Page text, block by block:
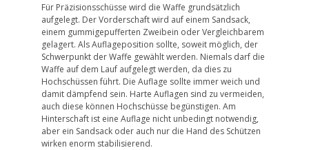
Für Präzisionsschüsse wird die Waffe grundsätzlich
aufgelegt. Der Vorderschaft wird auf einem Sandsack,
einem gummigepufferten Zweibein oder Vergleichbarem
gelagert. Als Auflageposition sollte, soweit möglich, der
Schwerpunkt der Waffe gewählt werden. Niemals darf die
Waffe auf dem Lauf aufgelegt werden, da dies zu
Hochschüssen führt. Die Auflage sollte immer weich und
damit dämpfend sein. Harte Auflagen sind zu vermeiden,
auch diese können Hochschüsse begünstigen. Am
Hinterschaft ist eine Auflage nicht unbedingt notwendig,
aber ein Sandsack oder auch nur die Hand des Schützen
wirken enorm stabilisierend.